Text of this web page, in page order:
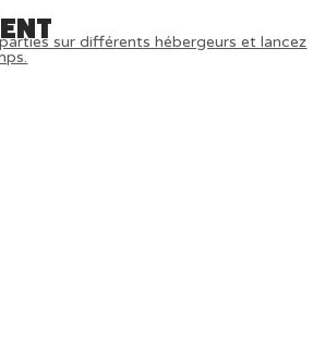
sur différents hébergeurs et lancez